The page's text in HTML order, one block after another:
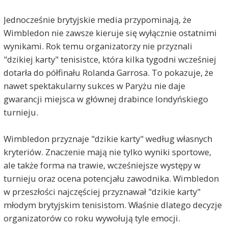
Jednocześnie brytyjskie media przypominają, że
Wimbledon nie zawsze kieruje się wyłącznie ostatnimi
wynikami. Rok temu organizatorzy nie przyznali
"dzikiej karty" tenisistce, która kilka tygodni wcześniej
dotarła do półfinału Rolanda Garrosa. To pokazuje, że
nawet spektakularny sukces w Paryżu nie daje
gwarancji miejsca w głównej drabince londyńskiego
turnieju.
Wimbledon przyznaje "dzikie karty" według własnych
kryteriów. Znaczenie mają nie tylko wyniki sportowe,
ale także forma na trawie, wcześniejsze występy w
turnieju oraz ocena potencjału zawodnika. Wimbledon
w przeszłości najczęściej przyznawał "dzikie karty"
młodym brytyjskim tenisistom. Właśnie dlatego decyzje
organizatorów co roku wywołują tyle emocji.